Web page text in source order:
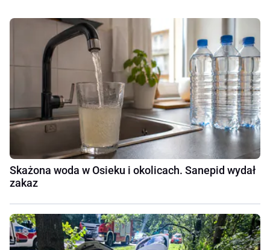
Skażona woda w Osieku i okolicach. Sanepid wydał
zakaz